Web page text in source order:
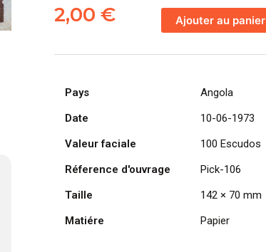
2,00 €
de
ANGOLA
colonie
1973,
Ajouter au panier
Pays
Angola
Date
10-06-1973
Valeur faciale
100 Escudos
Réference d'ouvrage
Pick-106
Taille
142 × 70 mm
Matiére
Papier